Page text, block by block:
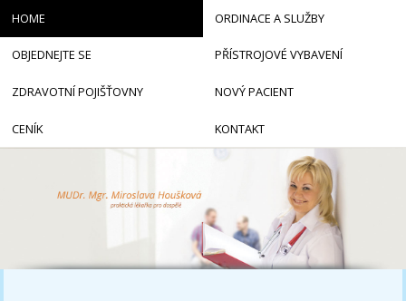
HOME ORDINACE A SLUŽBY
OBJEDNEJTE SE PŘÍSTROJOVÉ VYBAVENÍ
ZDRAVOTNÍ POJIŠŤOVNY NOVÝ PACIENT
CENÍK KONTAKT